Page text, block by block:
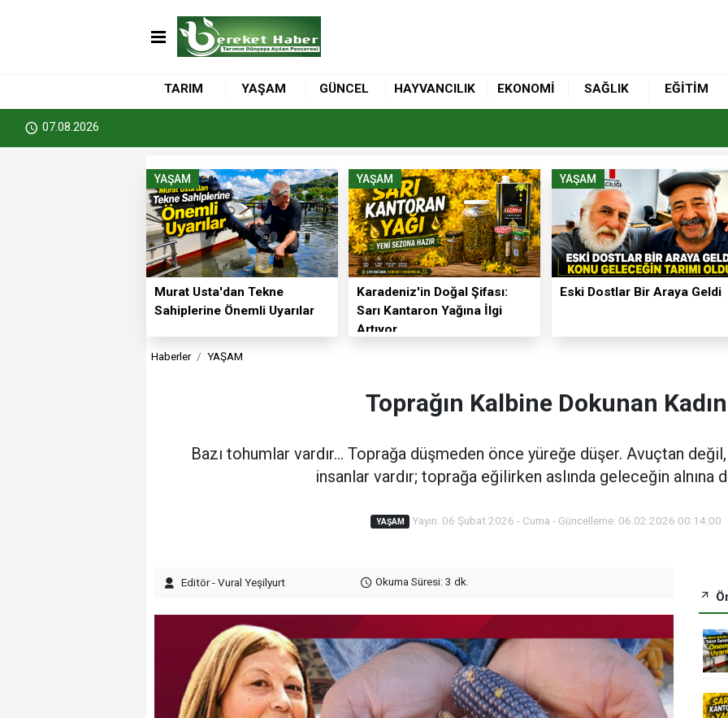
TARIM YAŞAM GÜNCEL HAYVANCILIK EKONOMİ SAĞLIK EĞİTİM
07.08.2026
YAŞAM
Murat Usta'dan Tekne
Sahiplerine Önemli Uyarılar
YAŞAM
Karadeniz'in Doğal Şifası:
Sarı Kantaron Yağına İlgi
Artıyor
YAŞAM
Eski Dostlar Bir Araya Geldi
Haberler YAŞAM
Toprağın Kalbine Dokunan Kadın
Bazı tohumlar vardır… Toprağa düşmeden önce yüreğe düşer. Avuçtan
insanlar vardır; toprağa eğilirken aslında geleceğin alnına
YAŞAM Yayın: 06 Şubat 2026 - Cuma - Güncelleme: 06.02.2026 00:14:00
Editör - Vural Yeşilyurt Okuma Süresi: 3 dk.